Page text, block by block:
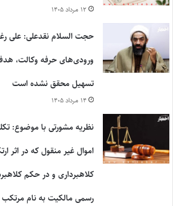
۱۲ مرداد ۱۴۰۵
حجت السلام نقدعلی: علی
ورودی‌های حرفه وکالت،
تسهیل محقق نشده است
۱۴ مرداد ۱۴۰۵
نظریه مشورتی با موضوع:
اموال غیر منقول که در اثر
کلاهبرداری و در حکم
رسمی مالکیت به نام